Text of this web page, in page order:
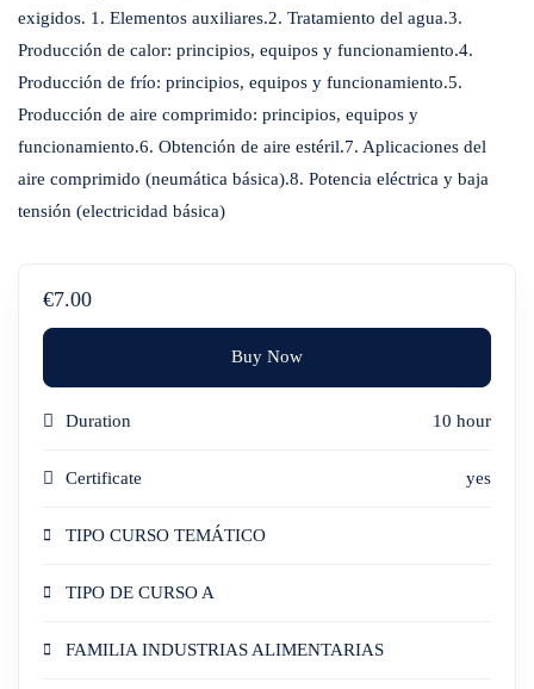
exigidos. 1. Elementos auxiliares.2. Tratamiento del agua.3.
Producción de calor: principios, equipos y funcionamiento.4.
Producción de frío: principios, equipos y funcionamiento.5.
Producción de aire comprimido: principios, equipos y
funcionamiento.6. Obtención de aire estéril.7. Aplicaciones del
aire comprimido (neumática básica).8. Potencia eléctrica y baja
tensión (electricidad básica)
€7.00
Buy Now
Duration 10 hour
Certificate yes
TIPO CURSO TEMÁTICO
TIPO DE CURSO A
FAMILIA INDUSTRIAS ALIMENTARIAS